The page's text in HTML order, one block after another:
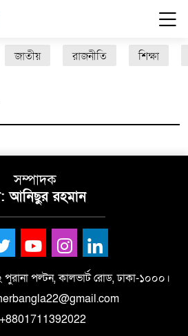
জাতীয় রাজনীতি শিক্ষা
সম্পাদক
আনিছুর রহমান
পল্টন, কালভার্ট রোড, ঢাকা-১০০০।
+8801711392022